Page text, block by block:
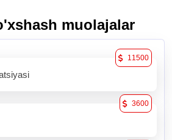
muolajalar
11500
3600